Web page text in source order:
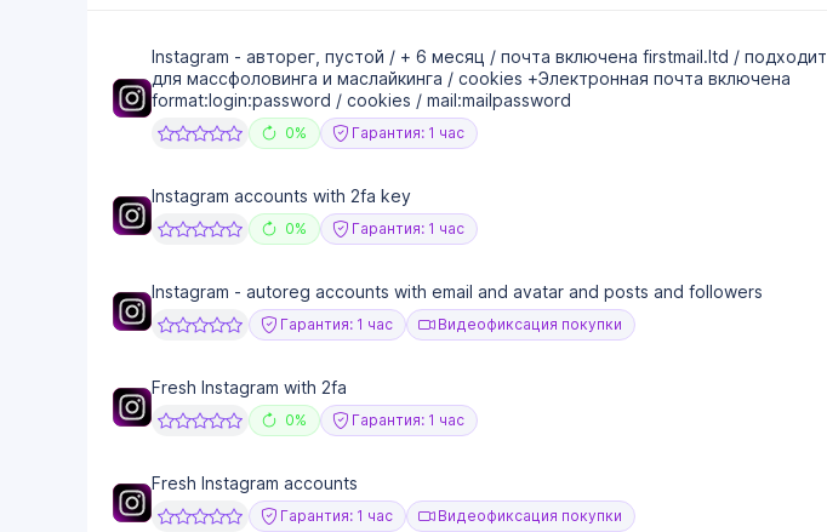
Instagram - авторег, пустой / + 6 месяц / почта включена firstmail.ltd / подходит
для массфоловинга и маслайкинга / cookies +Электронная почта включена
format:login:password / cookies / mail:mailpassword
0% Гарантия: 1 час
Instagram accounts with 2fa key
0% Гарантия: 1 час
Instagram - autoreg accounts with email and avatar and posts and followers
Гарантия: 1 час Видеофиксация покупки
Fresh Instagram with 2fa
0% Гарантия: 1 час
Fresh Instagram accounts
Гарантия: 1 час Видеофиксация покупки